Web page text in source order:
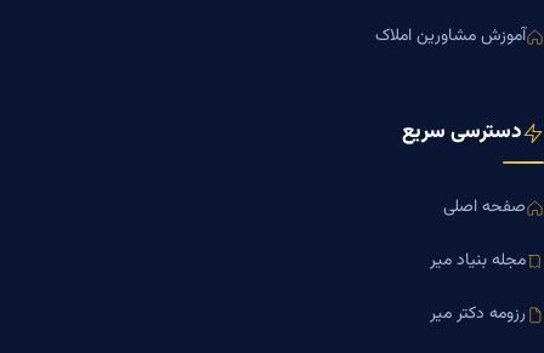
آموزش مشاورین املاک
دسترسی سریع
صفحه اصلی
مجله بنیاد میر
رزومه دکتر میر